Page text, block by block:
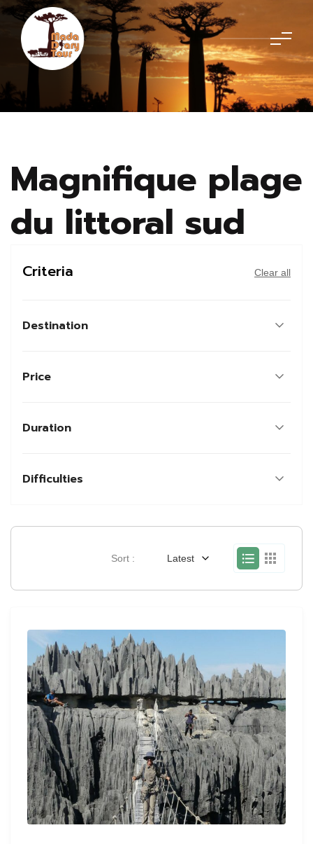
Magnifique plage
du littoral sud
Criteria Clear all
Destination
Price
Duration
Difficulties
Sort : Latest